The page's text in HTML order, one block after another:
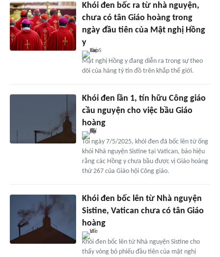
Khói đen bốc ra từ nhà nguyện,
chưa có tân Giáo hoàng trong
ngày đầu tiên của Mật nghị Hồng
y
Mật nghị Hồng y đang diễn ra trong sự theo
dõi của hàng tỷ tín đồ trên khắp thế giới.
Khói đen lần 1, tín hữu Công giáo
cầu nguyện cho việc bầu Giáo
hoàng
Tối ngày 7/5/2025, khói đen đã bốc lên từ ống
khói Nhà nguyện Sistine tại Vatican, báo hiệu
rằng các Hồng y chưa bầu được vị Giáo hoàng
thứ 267 của Giáo hội Công giáo.
Khói đen bốc lên từ Nhà nguyện
Sistine, Vatican chưa có tân Giáo
hoàng
Khói đen bốc lên từ Nhà nguyện Sistine cho
thấy vòng bỏ phiếu đầu tiên của mật nghị